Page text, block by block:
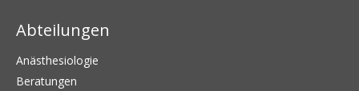
Abteilungen
Anästhesiologie
Beratungen